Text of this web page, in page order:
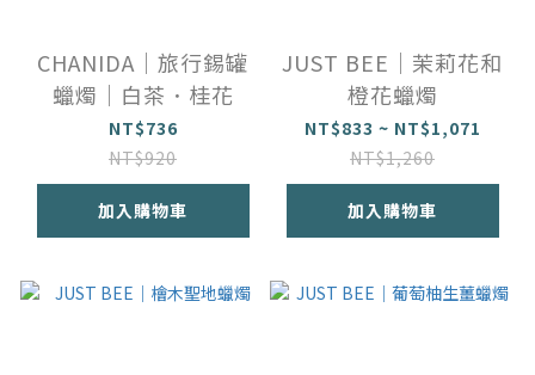
CHANIDA｜旅行錫罐
蠟燭｜白茶．桂花
NT$736
NT$920
加入購物車
JUST BEE｜茉莉花和
橙花蠟燭
NT$833 ~ NT$1,071
NT$1,260
加入購物車